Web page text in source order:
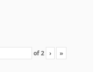
of2 › »